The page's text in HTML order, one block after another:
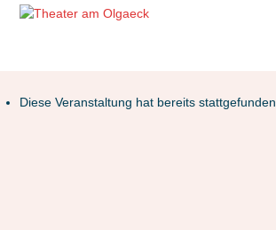
Diese Veranstaltung hat bereits stattgefunden.